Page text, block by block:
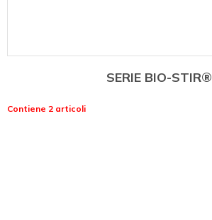
SERIE BIO-STIR®
Contiene 2 articoli